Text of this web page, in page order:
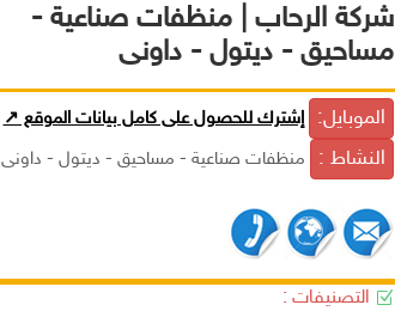
شركة الرحاب | منظفات صناعية -
مساحيق - ديتول - داونى
الموبايل: إشترك للحصول على كامل بيانات الموقع ↗
النشاط : منظفات صناعية - مساحيق - ديتول - داونى
التصنيفات :